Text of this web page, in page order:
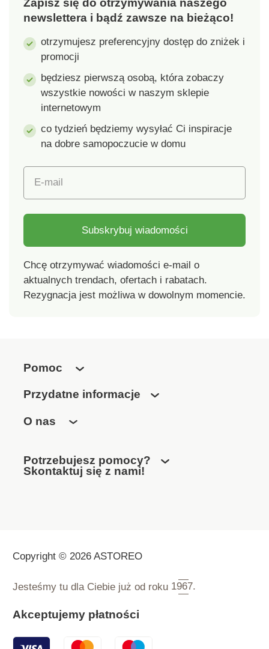
Zapisz się do otrzymywania naszego
newslettera i bądź zawsze na bieżąco!
otrzymujesz preferencyjny dostęp do zniżek i
promocji
będziesz pierwszą osobą, która zobaczy
wszystkie nowości w naszym sklepie
internetowym
co tydzień będziemy wysyłać Ci inspiracje
na dobre samopoczucie w domu
E-mail
Subskrybuj wiadomości
Chcę otrzymywać wiadomości e-mail o
aktualnych trendach, ofertach i rabatach.
Rezygnacja jest możliwa w dowolnym momencie.
Pomoc
Przydatne informacje
O nas
Potrzebujesz pomocy?
Skontaktuj się z nami!
Copyright © 2026 ASTOREO
Jesteśmy tu dla Ciebie już od roku 1967.
Akceptujemy płatności